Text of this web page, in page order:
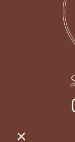
Continuer sans
Gestion
Nous prenons
Lorsque vous
sont déposés sur
votre tablette. Ceux-
la navigation, de
différentes